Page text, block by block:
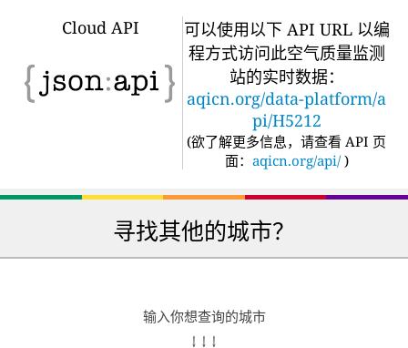
Cloud API
可以使用以下 API URL 以编
程方式访问此空气质量监测
站的实时数据：
aqicn.org/data-platform/a
pi/H5212
(欲了解更多信息，请查看 API 页
面： aqicn.org/api/ )
寻找其他的城市？
输入你想查询的城市
↓ ↓ ↓